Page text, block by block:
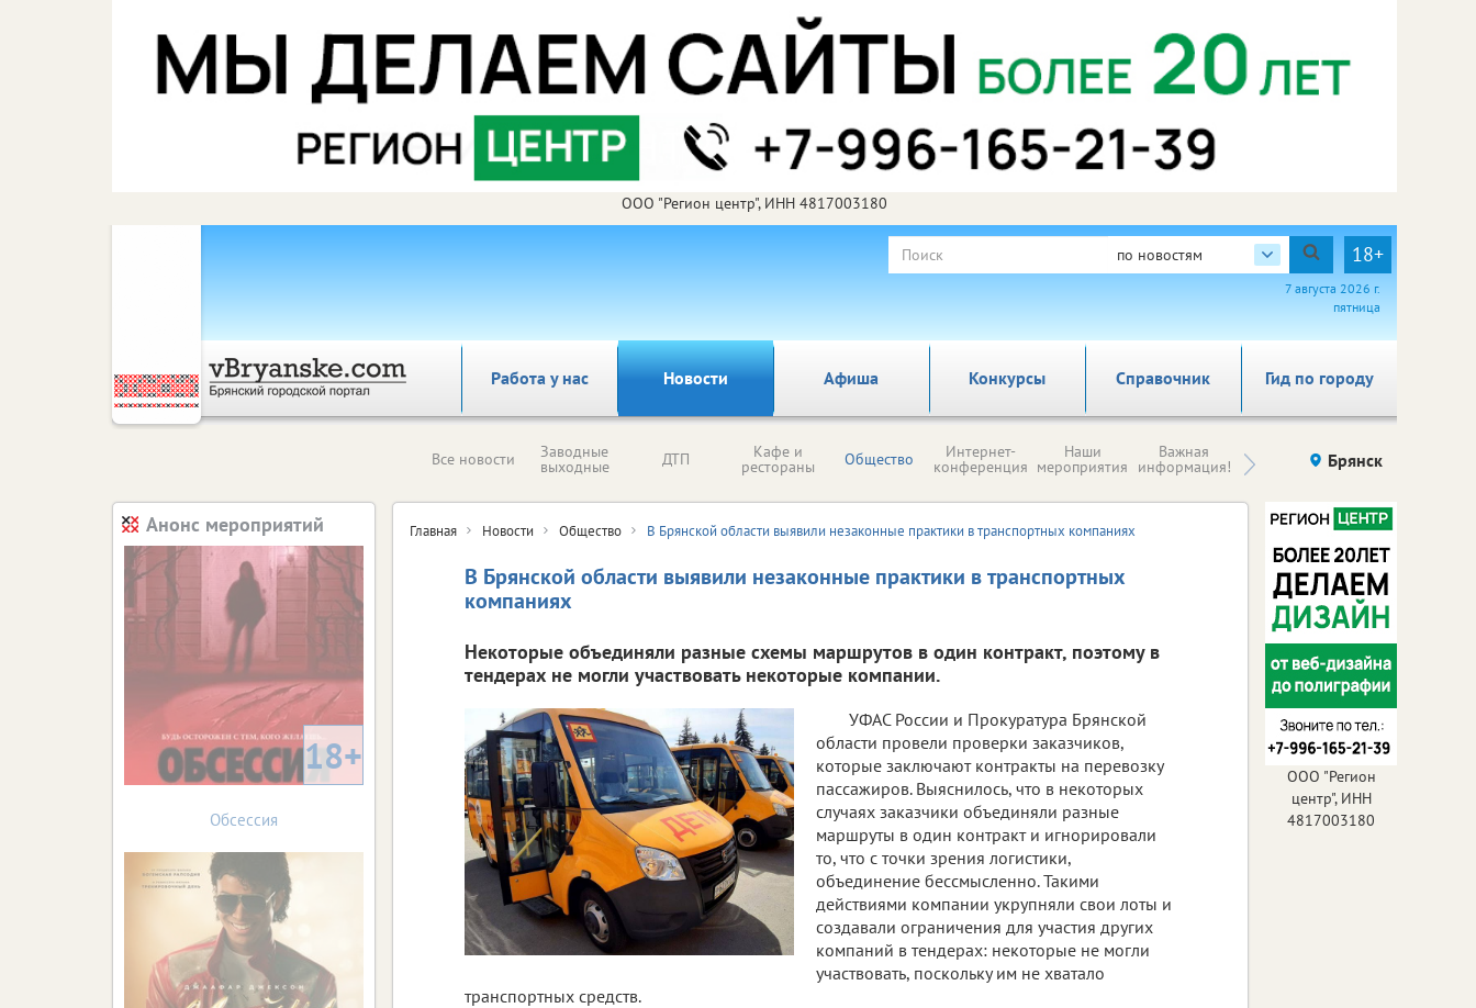
ООО "Регион центр", ИНН 4817003180
по новостям 18+
7 августа 2026 г.
пятница
Работа у нас Новости Афиша Справочник Гид по городу
Конкурсы
Все новости Заводные
выходные ДТП Кафе и
рестораны Общество Интернет-
конференция
Наши
мероприятия
Важная
информация! Происшествия Здоровье
Брянск
Главная Новости Общество В Брянской области выявили незаконные практики в транспортных компаниях
В Брянской области выявили незаконные практики в транспортных
компаниях
Некоторые объединяли разные схемы маршрутов в один контракт, поэтому в
тендерах не могли участвовать некоторые компании.
УФАС России и Прокуратура Брянской
области провели проверки заказчиков,
которые заключают контракты на перевозку
пассажиров. Выяснилось, что в некоторых
случаях заказчики объединяли разные
маршруты в один контракт и игнорировали
то, что с точки зрения логистики,
объединение бессмысленно. Такими
действиями компании укрупняли свои лоты и
создавали ограничения для участия других
компаний в тендерах: некоторые не могли
участвовать, поскольку им не хватало
транспортных средств.
Анонс мероприятий
18+
Обсессия
ООО "Регион
центр", ИНН
4817003180